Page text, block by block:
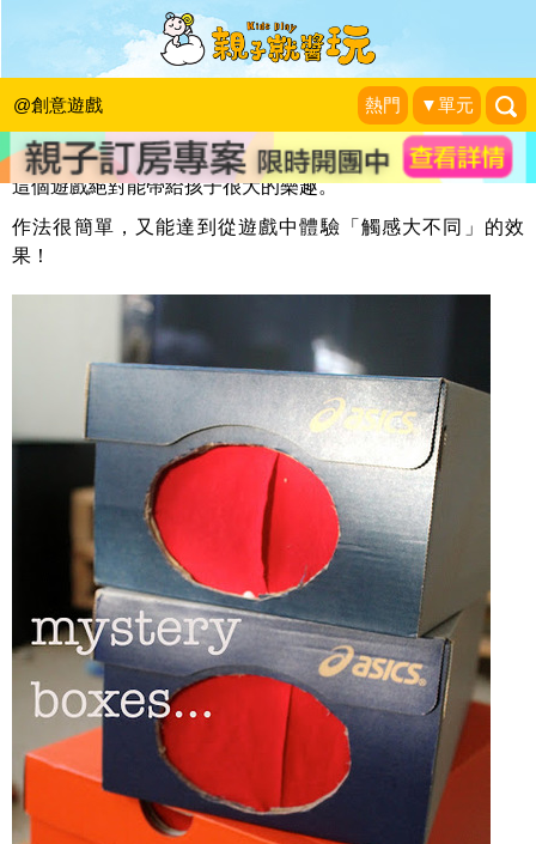
@創意遊戲 熱門 ▼單元
觸覺遊戲─神秘盒
KidsPlay編輯室
這個遊戲絕對能帶給孩子很大的樂趣。
作法很簡單，又能達到從遊戲中體驗「觸感大不同」的效
果！